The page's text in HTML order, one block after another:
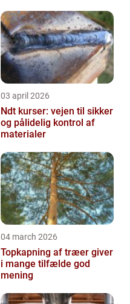
03 april 2026
Ndt kurser: vejen til sikker
og pålidelig kontrol af
materialer
04 march 2026
Topkapning af træer giver
i mange tilfælde god
mening